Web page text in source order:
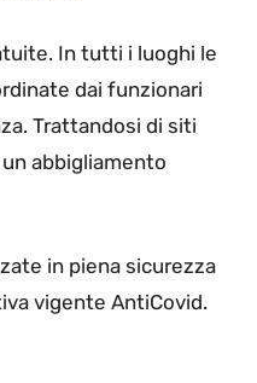
In tutti i luoghi le
dai funzionari
Trattandosi di siti
abbigliamento
in piena sicurezza
vigente AntiCovid.